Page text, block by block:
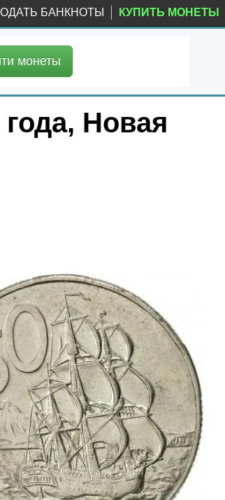
БАНКНОТЫ КУПИТЬ МОНЕТЫ
монеты
Новая